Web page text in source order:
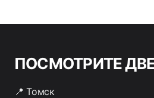
ПОСМОТРИТЕ
📍 Томск